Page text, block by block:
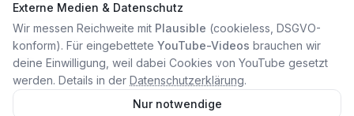
Datenschutz
AGB
Externe Medien & Datenschutz
Wir messen Reichweite mit Plausible (cookieless, DSGVO-
konform). Für eingebettete YouTube-Videos brauchen wir
deine Einwilligung, weil dabei Cookies von YouTube gesetzt
werden. Details in der Datenschutzerklärung.
Nur notwendige